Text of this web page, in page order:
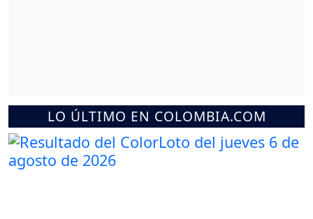
LO ÚLTIMO EN COLOMBIA.COM